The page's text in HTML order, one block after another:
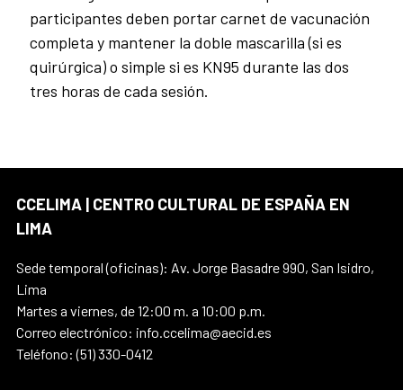
participantes deben portar carnet de vacunación
completa y mantener la doble mascarilla (si es
quirúrgica) o simple si es KN95 durante las dos
tres horas de cada sesión.
CCELIMA | CENTRO CULTURAL DE ESPAÑA EN
LIMA
Sede temporal (oficinas): Av. Jorge Basadre 990, San Isidro,
Lima
Martes a viernes, de 12:00 m. a 10:00 p.m.
Correo electrónico: info.ccelima@aecid.es
Teléfono: (51) 330-0412